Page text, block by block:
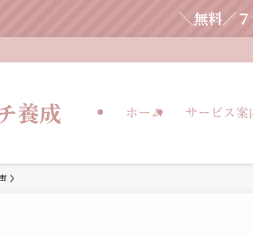
＼無料／７大特典付き！ネイ
養成 ホーム サービス案